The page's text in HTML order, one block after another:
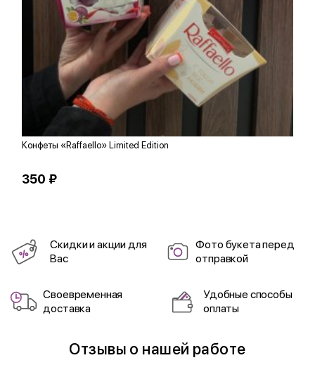
Конфеты «Raffaello» Limited Edition
350 ₽
Скидки и акции для
Вас
Фото букета перед
отправкой
Своевременная
доставка
Удобные способы
оплаты
Отзывы о нашей работе